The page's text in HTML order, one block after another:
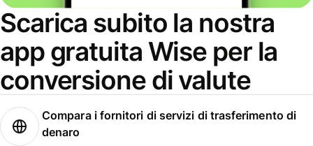
Scarica subito la nostra
app gratuita Wise per la
conversione di valute
Compara i fornitori di servizi di trasferimento di
denaro